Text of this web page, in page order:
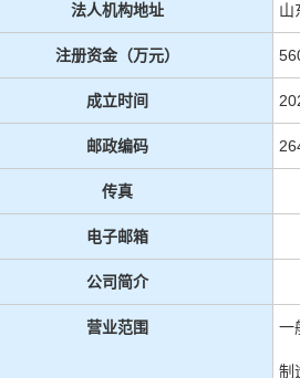
法人机构地址 山
注册资金（万元）
成立时间
邮政编码
传真
电子邮箱
公司简介
营业范围 一
制